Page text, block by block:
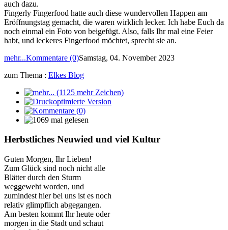
auch dazu.
Fingerly Fingerfood hatte auch diese wundervollen Happen am
Eröffnungstag gemacht, die waren wirklich lecker. Ich habe Euch da
noch einmal ein Foto von beigefügt. Also, falls Ihr mal eine Feier
habt, und leckeres Fingerfood möchtet, sprecht sie an.
mehr...Kommentare (0)Samstag, 04. November 2023
zum Thema : Elkes Blog
Herbstliches Neuwied und viel Kultur
Guten Morgen, Ihr Lieben!
Zum Glück sind noch nicht alle
Blätter durch den Sturm
weggeweht worden, und
zumindest hier bei uns ist es noch
relativ glimpflich abgegangen.
Am besten kommt Ihr heute oder
morgen in die Stadt und schaut